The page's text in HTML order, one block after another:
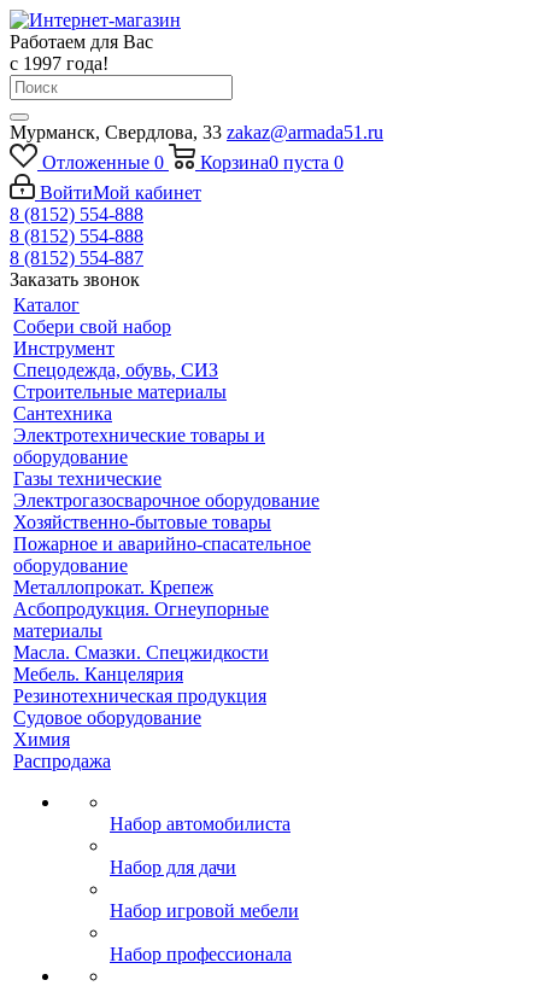
Работаем для Вас
с 1997 года!
Мурманск, Свердлова, 33 zakaz@armada51.ru
Отложенные 0 Корзина0 пуста 0
ВойтиМой кабинет
8 (8152) 554-888
8 (8152) 554-888
8 (8152) 554-887
Заказать звонок
Каталог
Собери свой набор
Инструмент
Спецодежда, обувь, СИЗ
Строительные материалы
Сантехника
Электротехнические товары и
оборудование
Газы технические
Электрогазосварочное оборудование
Хозяйственно-бытовые товары
Пожарное и аварийно-спасательное
оборудование
Металлопрокат. Крепеж
Асбопродукция. Огнеупорные
материалы
Масла. Смазки. Спецжидкости
Мебель. Канцелярия
Резинотехническая продукция
Судовое оборудование
Химия
Распродажа
Набор автомобилиста
Набор для дачи
Набор игровой мебели
Набор профессионала